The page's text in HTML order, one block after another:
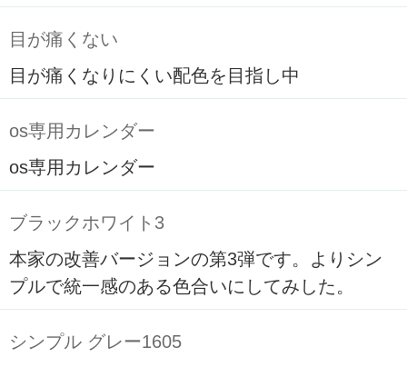
目が痛くない
目が痛くなりにくい配色を目指し中
os専用カレンダー
os専用カレンダー
ブラックホワイト3
本家の改善バージョンの第3弾です。よりシン
プルで統一感のある色合いにしてみした。
シンプル グレー1605